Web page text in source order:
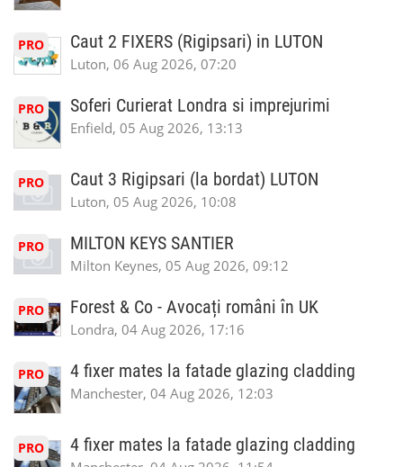
PRO Caut 2 FIXERS (Rigipsari) in LUTON
Luton, 06 Aug 2026, 07:20
PRO Soferi Curierat Londra si imprejurimi
Enfield, 05 Aug 2026, 13:13
PRO Caut 3 Rigipsari (la bordat) LUTON
Luton, 05 Aug 2026, 10:08
PRO MILTON KEYS SANTIER
Milton Keynes, 05 Aug 2026, 09:12
PRO Forest & Co - Avocați români în UK
Londra, 04 Aug 2026, 17:16
PRO 4 fixer mates la fatade glazing cladding
Manchester, 04 Aug 2026, 12:03
PRO 4 fixer mates la fatade glazing cladding